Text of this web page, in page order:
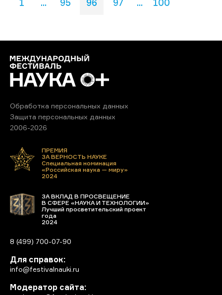
1 ... 95 96 97 ... 100
Обработка персональных данных
Защита персональных данных
2006-2026
ПРЕМИЯ
ЗА ВЕРНОСТЬ НАУКЕ
Специальная номинация
«Российская наука — миру»
2024
ЗА ВКЛАД В ПРОСВЕЩЕНИЕ
В СФЕРЕ «НАУКА И ТЕХНОЛОГИИ»
Лучший просветительский проект
года
2024
8 (499) 700-07-90
Для справок:
info@festivalnauki.ru
Модератор сайта: